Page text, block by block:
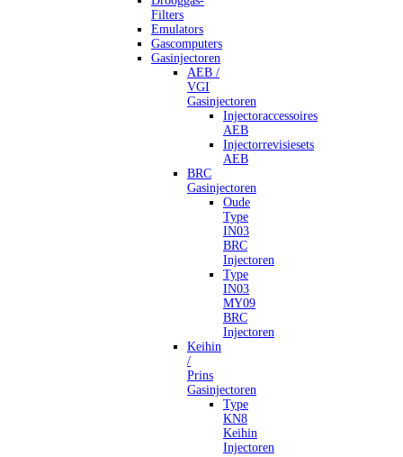
Filters
Emulators
Gascomputers
Gasinjectoren
AEB /
VGI
Gasinjectoren
Injectoraccessoires
AEB
Injectorrevisiesets
AEB
BRC
Gasinjectoren
Oude
Type
IN03
BRC
Injectoren
Type
IN03
MY09
BRC
Injectoren
Keihin
/
Prins
Gasinjectoren
Type
KN8
Keihin
Injectoren